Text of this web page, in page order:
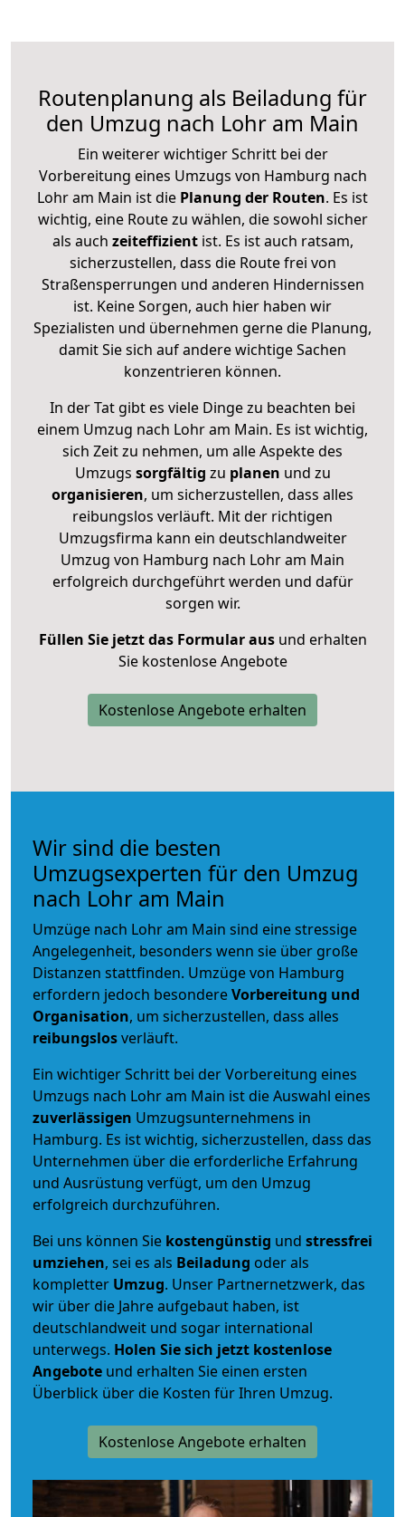
Routenplanung als Beiladung für
den Umzug nach Lohr am Main
Ein weiterer wichtiger Schritt bei der
Vorbereitung eines Umzugs von Hamburg nach
Lohr am Main ist die Planung der Routen. Es ist
wichtig, eine Route zu wählen, die sowohl sicher
als auch zeiteffizientist. Es ist auch ratsam,
sicherzustellen, dass die Route frei von
Straßensperrungen und anderen Hindernissen
ist. Keine Sorgen, auch hier haben wir
Spezialisten und übernehmen gerne die Planung,
damit Sie sich auf andere wichtige Sachen
konzentrieren können.
In der Tat gibt es viele Dinge zu beachten bei
einem Umzug nach Lohr am Main. Es ist wichtig,
sich Zeit zu nehmen, um alle Aspekte des
Umzugs sorgfältig zu planen und zu
organisieren, um sicherzustellen, dass alles
reibungslos verläuft. Mit der richtigen
Umzugsfirma kann ein deutschlandweiter
Umzug von Hamburg nach Lohr am Main
erfolgreich durchgeführt werden und dafür
sorgen wir.
Füllen Sie jetzt das Formular ausund erhalten
Sie kostenlose Angebote
Kostenlose Angebote erhalten
Wir sind die besten
Umzugsexperten für den Umzug
nach Lohr am Main
Umzüge nach Lohr am Main sind eine stressige
Angelegenheit, besonders wenn sie über große
Distanzen stattfinden. Umzüge von Hamburg
erfordern jedoch besondereVorbereitung und
Organisation, um sicherzustellen, dass alles
reibungslosverläuft.
Ein wichtiger Schritt bei der Vorbereitung eines
Umzugs nach Lohr am Main ist die Auswahl eines
zuverlässigen Umzugsunternehmens in
Hamburg. Es ist wichtig, sicherzustellen, dass das
Unternehmen über die erforderliche Erfahrung
und Ausrüstung verfügt, um den Umzug
erfolgreich durchzuführen.
Bei uns können Sie kostengünstig und stressfrei
umziehen, sei es als Beiladung oder als
kompletter Umzug. Unser Partnernetzwerk, das
wir über die Jahre aufgebaut haben, ist
deutschlandweit und sogar international
unterwegs. Holen Sie sich jetzt kostenlose
Angebote und erhalten Sie einen ersten
Überblick über die Kosten für Ihren Umzug.
Kostenlose Angebote erhalten